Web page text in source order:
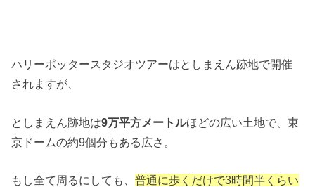
ハリーポッタースタジオツアーはとしまえん跡地で開催
されますが、
としまえん跡地は9万平方メートルほどの広い土地で、東
京ドームの約9個分もある広さ。
もし全て周るにしても、普通に歩くだけで3時間半くらい